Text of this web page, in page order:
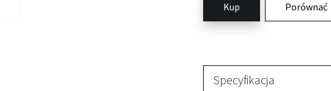
Kup Porównać
Specyfikacja